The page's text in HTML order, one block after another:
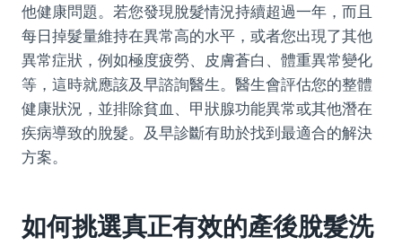
他健康問題。若您發現脫髮情況持續超過一年，而且
每日掉髮量維持在異常高的水平，或者您出現了其他
異常症狀，例如極度疲勞、皮膚蒼白、體重異常變化
等，這時就應該及早諮詢醫生。醫生會評估您的整體
健康狀況，並排除貧血、甲狀腺功能異常或其他潛在
疾病導致的脫髮。及早診斷有助於找到最適合的解決
方案。
如何挑選真正有效的產後脫髮洗